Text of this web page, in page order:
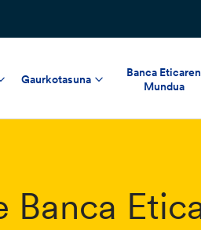
Gaurkotasuna
Banca Eticaren
Mundua